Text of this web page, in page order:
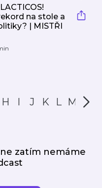
na stole a
| MISTŘI
H I J K L M N
zatím nemáme